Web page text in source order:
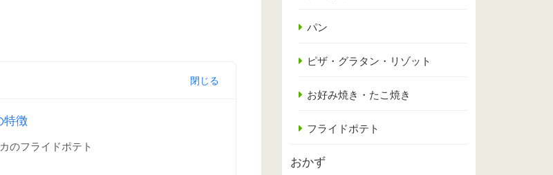
特徴
のフライドポテト
パン
ピザ・グラタン・リゾット
お好み焼き・たこ焼き
フライドポテト
おかず